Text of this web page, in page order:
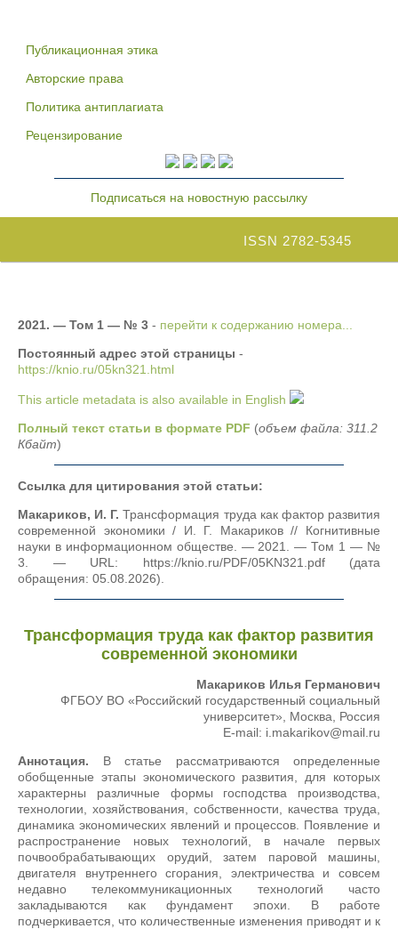
Публикационная этика
Авторские права
Политика антиплагиата
Рецензирование
Подписаться на новостную рассылку
ISSN 2782-5345
2021. — Том 1 — № 3 - перейти к содержанию номера...
Постоянный адрес этой страницы -
https://knio.ru/05kn321.html
This article metadata is also available in English
Полный текст статьи в формате PDF (объем файла: 311.2
Кбайт)
Ссылка для цитирования этой статьи:
Макариков, И. Г. Трансформация труда как фактор развития
современной экономики / И. Г. Макариков // Когнитивные
науки в информационном обществе. — 2021. — Том 1 — №
3. — URL: https://knio.ru/PDF/05KN321.pdf (дата
обращения: 05.08.2026).
Трансформация труда как фактор развития
современной экономики
Макариков Илья Германович
ФГБОУ ВО «Российский государственный социальный
университет», Москва, Россия
E-mail: i.makarikov@mail.ru
Аннотация. В статье рассматриваются определенные
обобщенные этапы экономического развития, для которых
характерны различные формы господства производства,
технологии, хозяйствования, собственности, качества труда,
динамика экономических явлений и процессов. Появление и
распространение новых технологий, в начале первых
почвообрабатывающих орудий, затем паровой машины,
двигателя внутреннего сгорания, электричества и совсем
недавно телекоммуникационных технологий часто
закладываются как фундамент эпохи. В работе
подчеркивается, что количественные изменения приводят и к